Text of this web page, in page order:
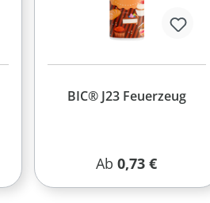
BIC® J23 Feuerzeug
Regulärer Preis:
Ab0,73 €